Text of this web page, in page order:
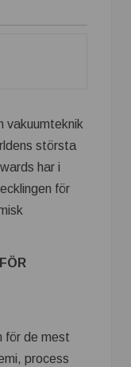
industrin blev
lösningar
vakuumteknik
största
har i
för
för de mest
process